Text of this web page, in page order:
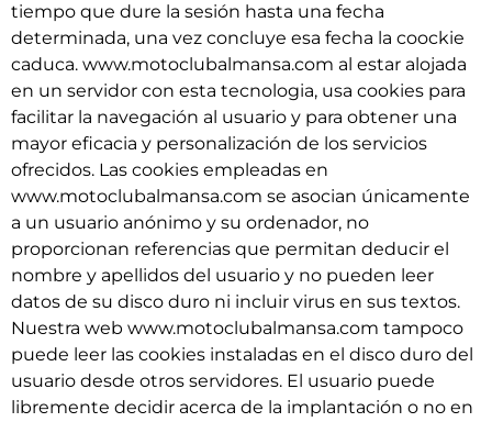
tiempo que dure la sesión hasta una fecha
determinada, una vez concluye esa fecha la coockie
caduca. www.motoclubalmansa.com al estar alojada
en un servidor con esta tecnologia, usa cookies para
facilitar la navegación al usuario y para obtener una
mayor eficacia y personalización de los servicios
ofrecidos. Las cookies empleadas en
www.motoclubalmansa.com se asocian únicamente
a un usuario anónimo y su ordenador, no
proporcionan referencias que permitan deducir el
nombre y apellidos del usuario y no pueden leer
datos de su disco duro ni incluir virus en sus textos.
Nuestra web www.motoclubalmansa.com tampoco
puede leer las cookies instaladas en el disco duro del
usuario desde otros servidores. El usuario puede
libremente decidir acerca de la implantación o no en